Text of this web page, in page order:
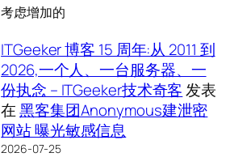
考虑增加的
ITGeeker 博客 15 周年:从 2011 到
2026,一个人、一台服务器、一
份执念 – ITGeeker技术奇客发表
在黑客集团Anonymous建泄密
网站 曝光敏感信息
2026-07-25